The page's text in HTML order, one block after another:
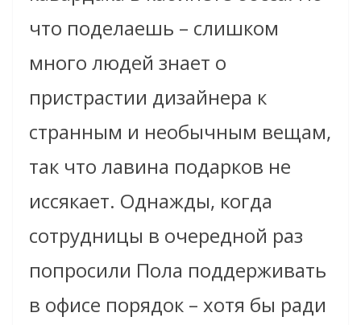
что поделаешь – слишком
много людей знает о
пристрастии дизайнера к
странным и необычным вещам,
так что лавина подарков не
иссякает. Однажды, когда
сотрудницы в очередной раз
попросили Пола поддерживать
в офисе порядок – хотя бы ради